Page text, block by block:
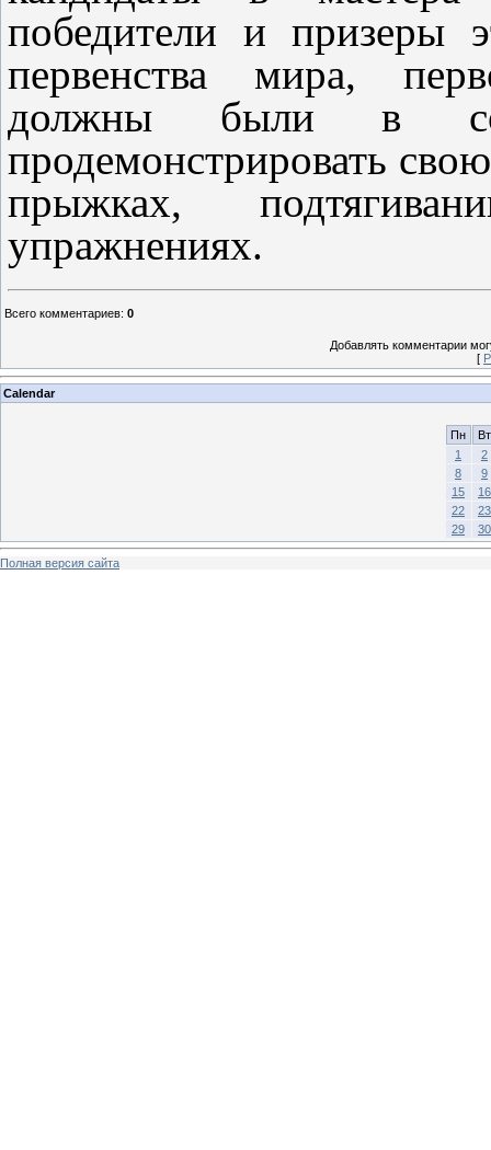
победители и призеры
первенства мира,
должны были в
продемонстрировать
прыжках,
упражнениях.
Всего комментариев: 0
Добавлять комментарии
[
Calendar
Пн
Вт
1
2
8
9
15
16
22
23
29
30
Полная версия сайта